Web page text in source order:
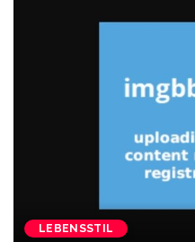
LEBENSSTIL